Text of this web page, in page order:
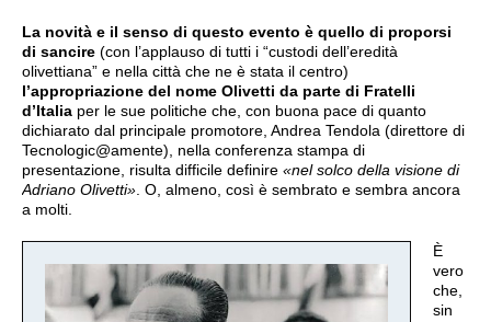
La novità e il senso di questo evento è quello di proporsi
di sancire (con l’applauso di tutti i “custodi dell’eredità
olivettiana” e nella città che ne è stata il centro)
l’appropriazione del nome Olivetti da parte di Fratelli
d’Italia per le sue politiche che, con buona pace di quanto
dichiarato dal principale promotore, Andrea Tendola (direttore di
Tecnologic@amente), nella conferenza stampa di
presentazione, risulta difficile definire «nel solco della visione di
Adriano Olivetti» . O, almeno, così è sembrato e sembra ancora
a molti.
È
vero
che,
sin